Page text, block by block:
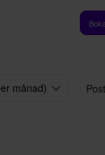
månad)